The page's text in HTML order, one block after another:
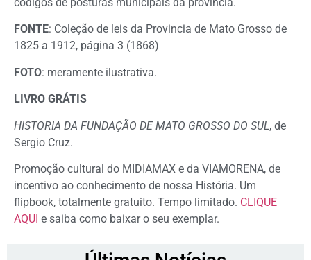
FONTE: Coleção de leis da Provincia de Mato Grosso de
1825 a 1912, página 3 (1868)
FOTO: meramente ilustrativa.
LIVRO GRÁTIS
HISTORIA DA FUNDAÇÃO DE MATO GROSSO DO SUL, de
Sergio Cruz.
Promoção cultural do MIDIAMAX e da VIAMORENA, de
incentivo ao conhecimento de nossa História. Um
flipbook, totalmente gratuito. Tempo limitado. CLIQUE
AQUI e saiba como baixar o seu exemplar.